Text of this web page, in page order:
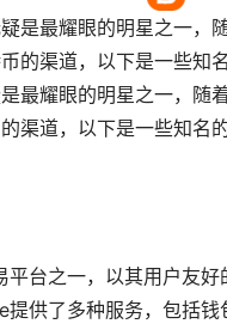
是最耀眼的明星之一，
的渠道，以下是一些知
最耀眼的明星之一，随
渠道，以下是一些知名
平台之一，以其用户友
提供了多种服务，包括钱